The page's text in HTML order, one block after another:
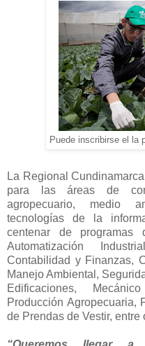
Puede inscribirse el la
La Regional
para las áreas de
agropecuario, medio
tecnologías de la
centenar de programas
Automatización
Contabilidad y Finanzas,
Manejo Ambiental,
Edificaciones,
Producción Agropecuaria,
de Prendas de Vestir, entre